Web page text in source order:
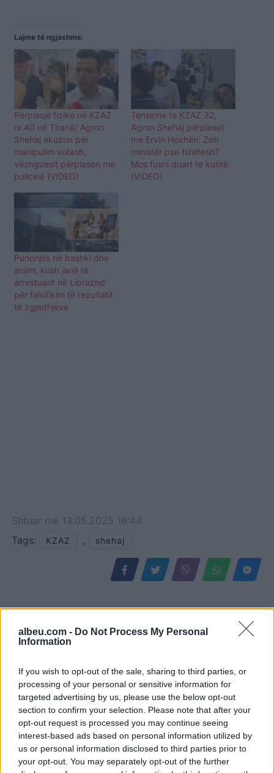
albeu.com - Do Not Process My Personal
Information
If you wish to opt-out of the sale, sharing to third parties, or
processing of your personal or sensitive information for
targeted advertising by us, please use the below opt-out
section to confirm your selection. Please note that after your
opt-out request is processed you may continue seeing
interest-based ads based on personal information utilized by
us or personal information disclosed to third parties prior to
your opt-out. You may separately opt-out of the further
Lajme të ngjashme:
Përplasje fizike në KZAZ
nr.40 në Tiranë/ Agron
Shehaj akuzon për
manipulim votash,
vëzhguesit përplasen me
policinë (VIDEO)
Tensione te KZAZ 32,
Agron Shehaj përplaset
me Ervin Hoxhën: Zoti
ministër pse fshihesh?
Mos fusni duart te kutitë
(VIDEO)
Punonjës në bashki dhe
arsim, kush janë të
arrestuarit në Librazhd
për falsifikim të rezultatit
të zgjedhjeve
Shtuar më 13.05.2025 16:44
Tags:
KZAZ , shehaj
Loredana Brati shfaqet
elegante në një ambient
luksoz me pishinë, ndan
momente relaksi me
Porti i Vlorës përballet me
fluks të madh, mbërrijnë
qindra mjete dhe kamperë